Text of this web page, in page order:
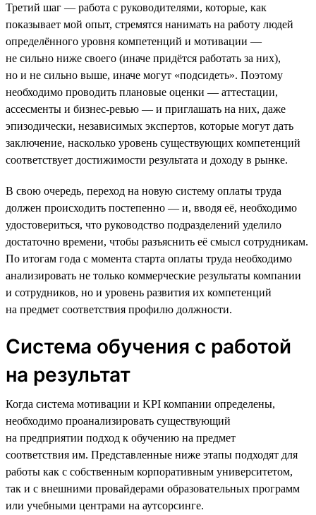
Третий шаг — работа с руководителями, которые, как
показывает мой опыт, стремятся нанимать на работу людей
определённого уровня компетенций и мотивации —
не сильно ниже своего (иначе придётся работать за них),
но и не сильно выше, иначе могут «подсидеть». Поэтому
необходимо проводить плановые оценки — аттестации,
ассесменты и бизнес-ревью — и приглашать на них, даже
эпизодически, независимых экспертов, которые могут дать
заключение, насколько уровень существующих компетенций
соответствует достижимости результата и доходу в рынке.
В свою очередь, переход на новую систему оплаты труда
должен происходить постепенно — и, вводя её, необходимо
удостовериться, что руководство подразделений уделило
достаточно времени, чтобы разъяснить её смысл сотрудникам.
По итогам года с момента старта оплаты труда необходимо
анализировать не только коммерческие результаты компании
и сотрудников, но и уровень развития их компетенций
на предмет соответствия профилю должности.
Система обучения с работой
на результат
Когда система мотивации и KPI компании определены,
необходимо проанализировать существующий
на предприятии подход к обучению на предмет
соответствия им. Представленные ниже этапы подходят для
работы как с собственным корпоративным университетом,
так и с внешними провайдерами образовательных программ
или учебными центрами на аутсорсинге.